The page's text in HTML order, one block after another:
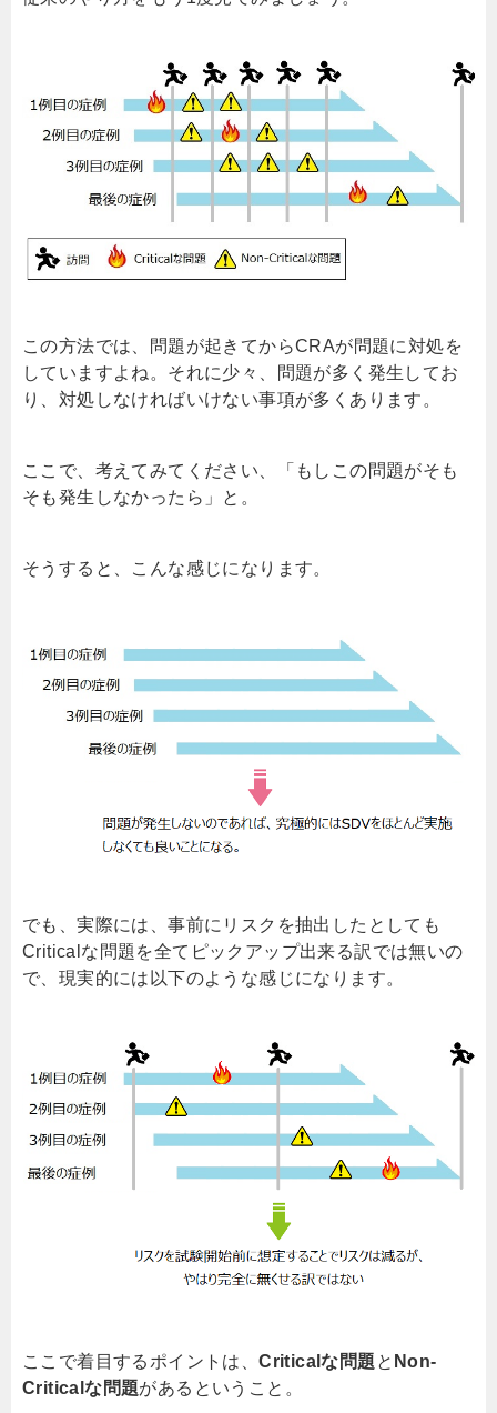
この方法では、問題が起きてからCRAが問題に対処を
していますよね。それに少々、問題が多く発生してお
り、対処しなければいけない事項が多くあります。
ここで、考えてみてください、「もしこの問題がそも
そも発生しなかったら」と。
そうすると、こんな感じになります。
でも、実際には、事前にリスクを抽出したとしても
Critical な問題を全てピックアップ出来る訳では無いの
で、現実的には以下のような感じになります。
ここで着目するポイントは、Criticalな問題 と Non-
Criticalな問題があるということ。